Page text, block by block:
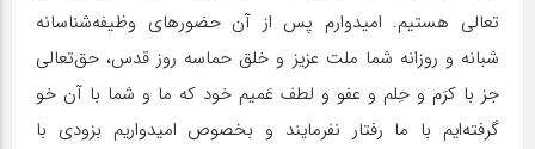
تعالی هستیم. امیدوارم پس از آن حضورهای وظیفه‌شناسانه
شبانه و روزانه شما ملت عزیز و خلق حماسه روز قدس، حق‌تعالی
جز با کرَم و حِلم و عفو و لطف عَمیم خود که ما و شما با آن خو
گرفته‌ایم با ما رفتار نفرمایند و بخصوص امیدواریم بزودی با